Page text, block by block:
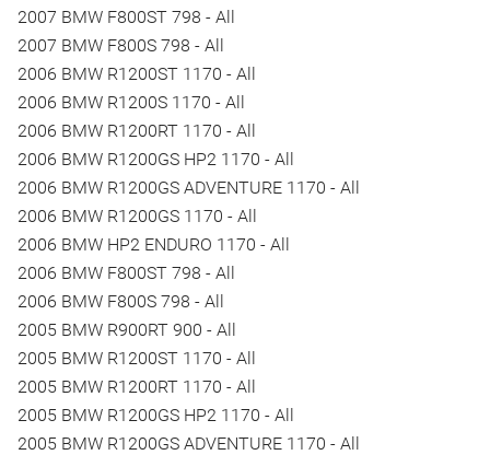
2007 BMW F800ST 798 - All
2007 BMW F800S 798 - All
2006 BMW R1200ST 1170 - All
2006 BMW R1200S 1170 - All
2006 BMW R1200RT 1170 - All
2006 BMW R1200GS HP2 1170 - All
2006 BMW R1200GS ADVENTURE 1170 - All
2006 BMW R1200GS 1170 - All
2006 BMW HP2 ENDURO 1170 - All
2006 BMW F800ST 798 - All
2006 BMW F800S 798 - All
2005 BMW R900RT 900 - All
2005 BMW R1200ST 1170 - All
2005 BMW R1200RT 1170 - All
2005 BMW R1200GS HP2 1170 - All
2005 BMW R1200GS ADVENTURE 1170 - All